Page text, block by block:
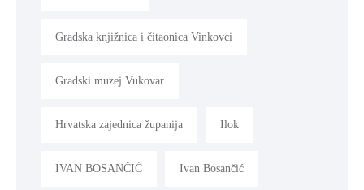
Gradska knjižnica i čitaonica Vinkovci
Gradski muzej Vukovar
Hrvatska zajednica županija Ilok
IVAN BOSANČIĆ Ivan Bosančić